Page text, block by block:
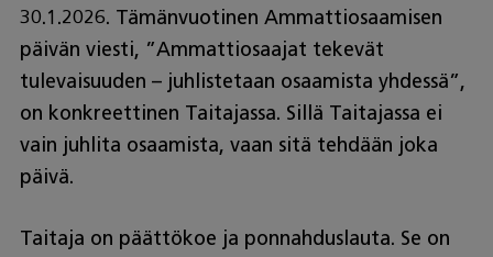
30.1.2026. Tämänvuotinen Ammattiosaamisen
päivän viesti, ”Ammattiosaajat tekevät
tulevaisuuden – juhlistetaan osaamista yhdessä”,
on konkreettinen Taitajassa. Sillä Taitajassa ei
vain juhlita osaamista, vaan sitä tehdään joka
päivä.
Taitaja on päättökoe ja ponnahduslauta. Se on